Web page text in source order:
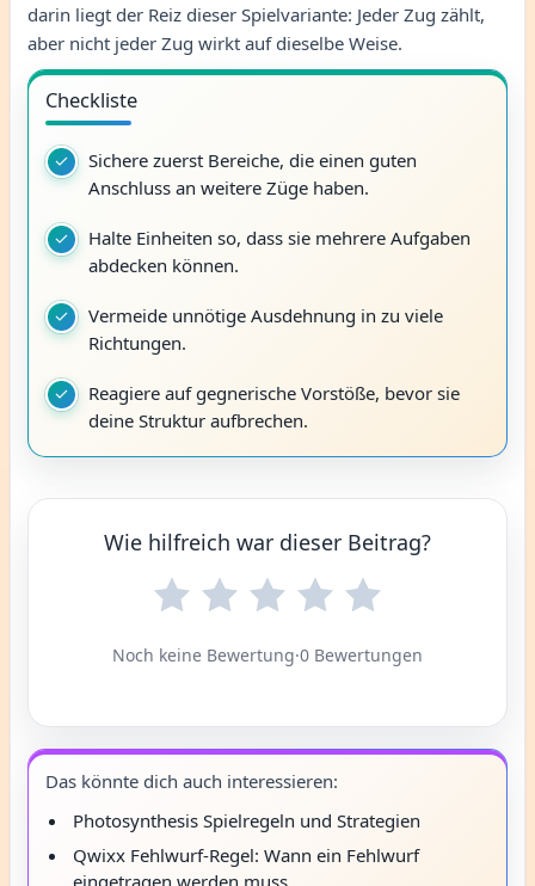
darin liegt der Reiz dieser Spielvariante: Jeder Zug zählt,
aber nicht jeder Zug wirkt auf dieselbe Weise.
Checkliste
Sichere zuerst Bereiche, die einen guten
Anschluss an weitere Züge haben.
Halte Einheiten so, dass sie mehrere Aufgaben
abdecken können.
Vermeide unnötige Ausdehnung in zu viele
Richtungen.
Reagiere auf gegnerische Vorstöße, bevor sie
deine Struktur aufbrechen.
Wie hilfreich war dieser Beitrag?
Noch keine Bewertung·0 Bewertungen
Das könnte dich auch interessieren:
Photosynthesis Spielregeln und Strategien
Qwixx Fehlwurf-Regel: Wann ein Fehlwurf
eingetragen werden muss